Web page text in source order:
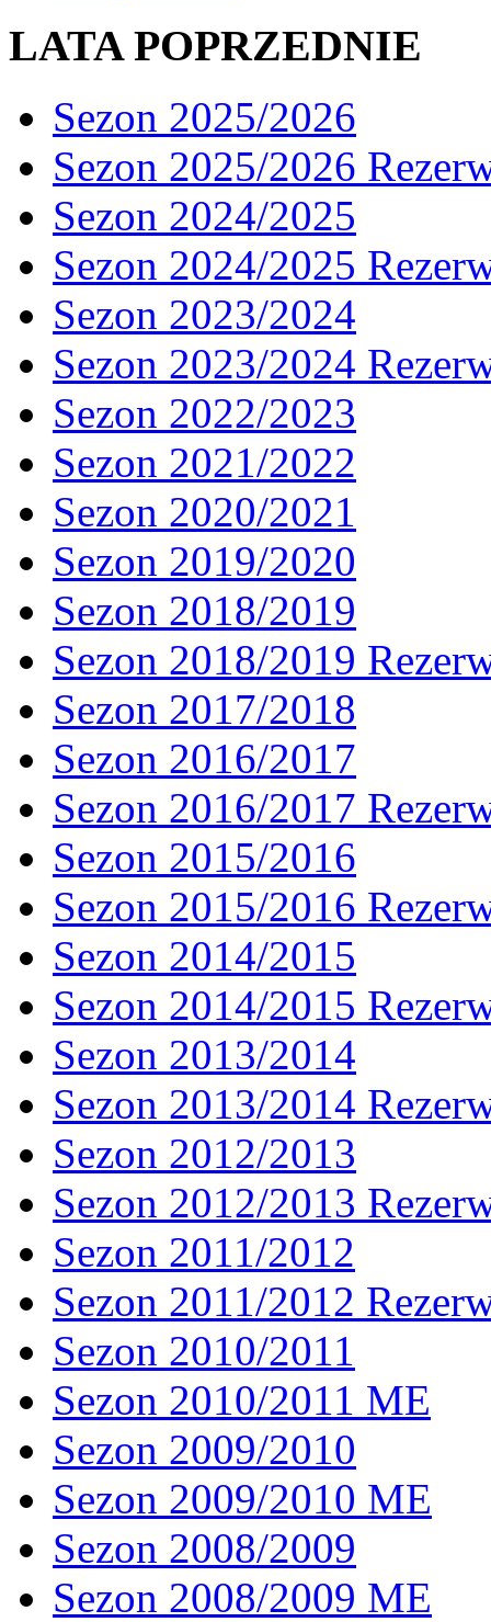
LATA POPRZEDNIE
Sezon 2025/2026
Sezon 2025/2026
Sezon 2024/2025
Sezon 2024/2025
Sezon 2023/2024
Sezon 2023/2024
Sezon 2022/2023
Sezon 2021/2022
Sezon 2020/2021
Sezon 2019/2020
Sezon 2018/2019
Sezon 2018/2019
Sezon 2017/2018
Sezon 2016/2017
Sezon 2016/2017
Sezon 2015/2016
Sezon 2015/2016
Sezon 2014/2015
Sezon 2014/2015
Sezon 2013/2014
Sezon 2013/2014
Sezon 2012/2013
Sezon 2012/2013
Sezon 2011/2012
Sezon 2011/2012
Sezon 2010/2011
Sezon 2010/2011 ME
Sezon 2009/2010
Sezon 2009/2010 ME
Sezon 2008/2009
Sezon 2008/2009 ME